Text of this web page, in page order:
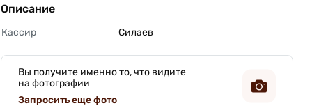
Описание
Кассир Силаев
Вы получите именно то, что видите
на фотографии
Запросить еще фото